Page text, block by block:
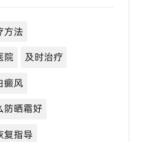
方法
院
及时治疗
癜风
防晒霜好
复指导